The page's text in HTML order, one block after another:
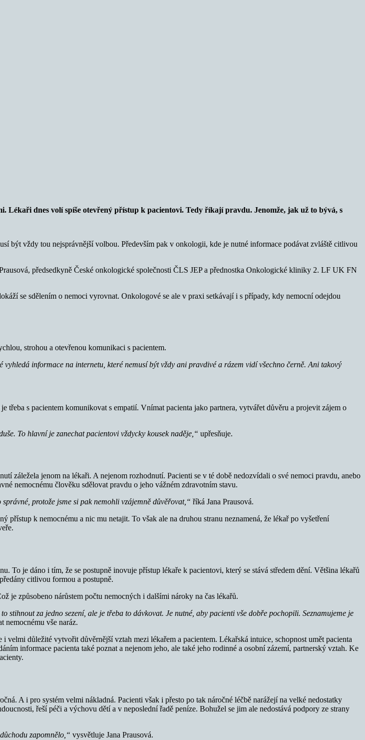
Lékaři dnes volí spíše otevřený přístup k pacientovi. Tedy říkají pravdu. Jenomže, jak už to bývá, s
být vždy tou nejsprávnější volbou. Především pak v onkologii, kde je nutné informace podávat zvláště citlivou
předsedkyně České onkologické společnosti ČLS JEP a přednostka Onkologické kliniky 2. LF UK FN
se sdělením o nemoci vyrovnat. Onkologové se ale v praxi setkávají i s případy, kdy nemocní odejdou
strohou a otevřenou komunikaci s pacientem.
informace na internetu, které nemusí být vždy ani pravdivé a rázem vidí všechno černě. Ani takový
třeba s pacientem komunikovat s empatií. Vnímat pacienta jako partnera, vytvářet důvěru a projevit zájem o
To hlavní je zanechat pacientovi vždycky kousek naděje,“ upřesňuje.
záležela jenom na lékaři. A nejenom rozhodnutí. Pacienti se v té době nedozvídali o své nemoci pravdu, anebo
nemocnému člověku sdělovat pravdu o jeho vážném zdravotním stavu.
protože jsme si pak nemohli vzájemně důvěřovat,“ říká Jana Prausová.
k nemocnému a nic mu netajit. To však ale na druhou stranu neznamená, že lékař po vyšetření
To je dáno i tím, že se postupně inovuje přístup lékaře k pacientovi, který se stává středem dění. Většina lékařů
citlivou formou a postupně.
je způsobeno nárůstem počtu nemocných i dalšími nároky na čas lékařů.
za jedno sezení, ale je třeba to dávkovat. Je nutné, aby pacienti vše dobře pochopili. Seznamujeme je
nemocnému vše naráz.
důležité vytvořit důvěrnější vztah mezi lékařem a pacientem. Lékařská intuice, schopnost umět pacienta
informace pacienta také poznat a nejenom jeho, ale také jeho rodinné a osobní zázemí, partnerský vztah. Ke
A i pro systém velmi nákladná. Pacienti však i přesto po tak náročné léčbě narážejí na velké nedostatky
řeší péči a výchovu dětí a v neposlední řadě peníze. Bohužel se jim ale nedostává podpory ze strany
zapomnělo,“ vysvětluje Jana Prausová.